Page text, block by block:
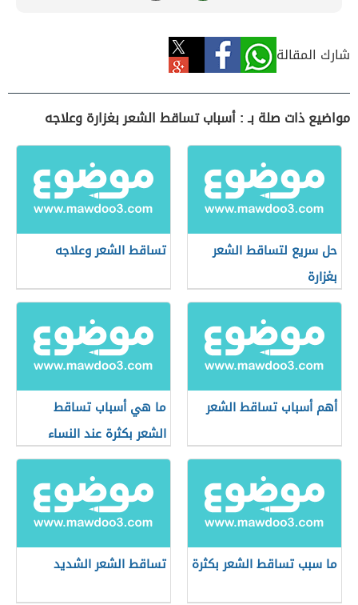
شارك المقالة
مواضيع ذات صلة بـ : أسباب تساقط الشعر بغزارة وعلاجه
حل سريع لتساقط الشعر
بغزارة
تساقط الشعر وعلاجه
أهم أسباب تساقط الشعر
ما هي أسباب تساقط
الشعر بكثرة عند النساء
ما سبب تساقط الشعر بكثرة تساقط الشعر الشديد